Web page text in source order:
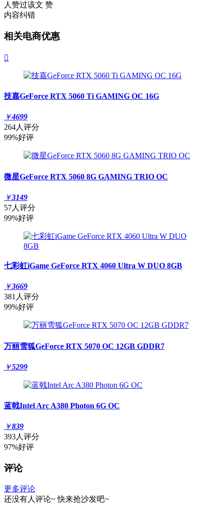
人赞过该文 赞
内容纠错
相关电商优惠

技嘉GeForce RTX 5060 Ti GAMING OC 16G
￥4699
264人评分
99%好评
微星GeForce RTX 5060 8G GAMING TRIO OC
￥3149
57人评分
99%好评
七彩虹iGame GeForce RTX 4060 Ultra W DUO 8GB
￥3669
381人评分
99%好评
万丽雪狐GeForce RTX 5070 OC 12GB GDDR7
￥5299
蓝戟Intel Arc A380 Photon 6G OC
￥839
393人评分
97%好评
评论
更多评论
还没有人评论~ 快来抢沙发吧~